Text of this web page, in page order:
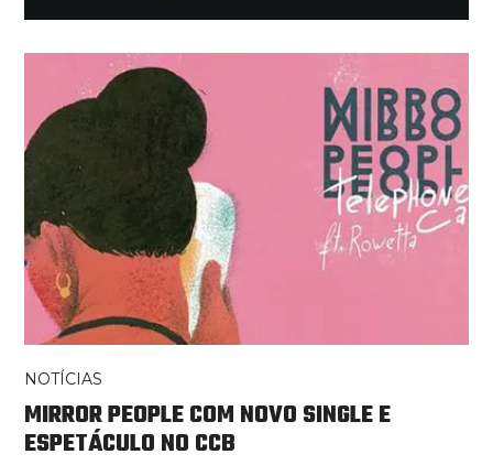
NOTÍCIAS
MIRROR PEOPLE COM NOVO SINGLE E
ESPETÁCULO NO CCB